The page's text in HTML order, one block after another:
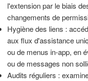
l'extension par le biais
changements de
Hygiène des liens :
aux flux d'assistance
ou de menus in-app, en
ou de messages non
Audits réguliers :